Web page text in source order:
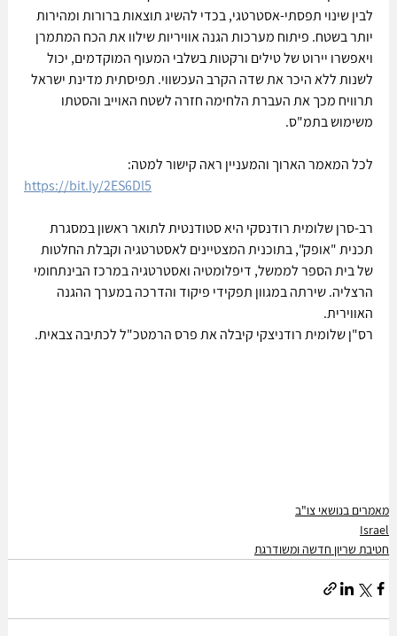
לבין שינוי תפסתי-אסטרטגי, בכדי להשיג תוצאות ברורות ומהירות
יותר בשטח. פיתוח מערכות הגנה אוויריות שילוו את הכח המתמרן
ויאפשרו יירוט של טילים ורקטות בשלבי המעוף המוקדמים, יכול
לשנות ללא היכר את שדה הקרב העכשווי. תפיסתית מדינת ישראל
תרוויח מכך את העברת הלחימה חזרה לשטח האוייב והסטתו
משימוש בתמ"ס.
לכל המאמר הארוך והמעניין ראה קישור למטה:
https://bit.ly/2ES6Dl5
רב-סרן שלומית רודנסקי היא סטודנטית לתואר ראשון במסגרת
תכנית "אופק", בתוכנית המצטיינים לאסטרטגיה וקבלת החלטות
של בית הספר לממשל, דיפלומטיה ואסטרטגיה במרכז הבינתחומי
הרצליה. שירתה במגוון תפקידי פיקוד והדרכה במערך ההגנה
האווירית.
רס"ן שלומית רודניצקי קיבלה את פרס הרמטכ"ל לכתיבה צבאית.
מאמרים בנושאי צו"ב
Israel
חטיבת שריון חדשה ומשודרגת